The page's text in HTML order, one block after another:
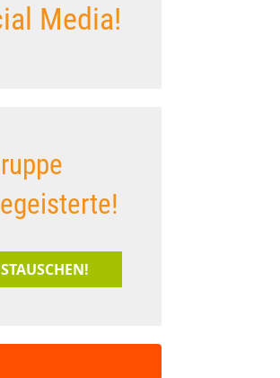
Media!